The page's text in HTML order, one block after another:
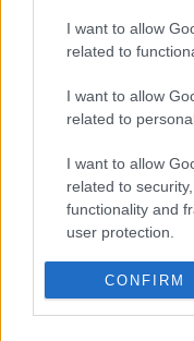
I want to allow
related to
I want to allow
related to
I want to allow
related to
functionality and
user protection.
CONFIRM
Mateiov elhagyja
A HC nem kirúgta,
Ligában már nem
ott lehet az Újváros
kohasz22
17 éve
Szerintem nem illik
Meg nem is kell
hagyta itt a klubbot
ide!Akkor inkább